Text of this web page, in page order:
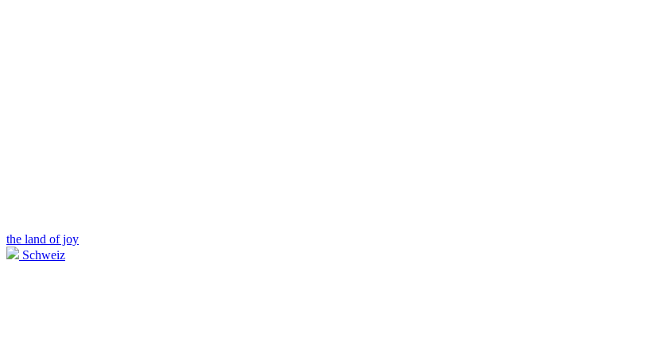
the land of joy
Schweiz